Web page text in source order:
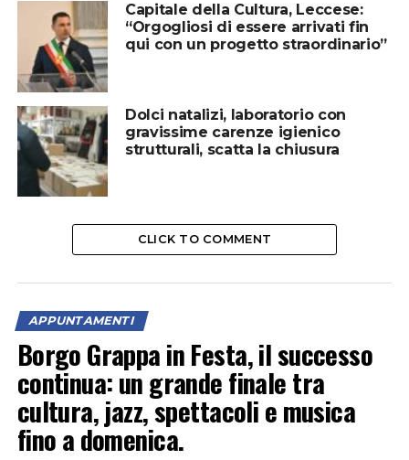
Capitale della Cultura, Leccese:
“Orgogliosi di essere arrivati fin
qui con un progetto straordinario”
Dolci natalizi, laboratorio con
gravissime carenze igienico
strutturali, scatta la chiusura
CLICK TO COMMENT
APPUNTAMENTI
Borgo Grappa in Festa, il successo
continua: un grande finale tra
cultura, jazz, spettacoli e musica
fino a domenica.